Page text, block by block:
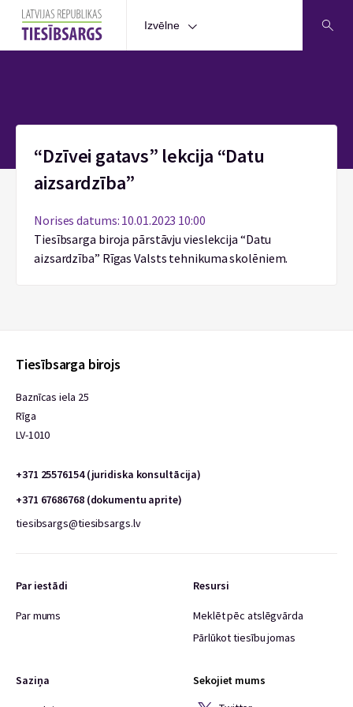
Izvēlne
“Dzīvei gatavs” lekcija “Datu
aizsardzība”
Norises datums: 10.01.2023 10:00
Tiesībsarga biroja pārstāvju vieslekcija “Datu
aizsardzība” Rīgas Valsts tehnikuma skolēniem.
Tiesībsarga birojs
Baznīcas iela 25
Rīga
LV-1010
+371 25576154 (juridiska konsultācija)
+371 67686768 (dokumentu aprite)
tiesibsargs@tiesibsargs.lv
Par iestādi
Par mums
Resursi
Meklēt pēc atslēgvārda
Pārlūkot tiesību jomas
Saziņa
Sekojiet mums